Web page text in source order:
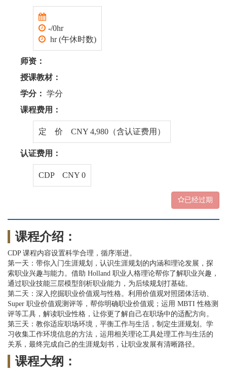
-/0hr
hr (午休时数)
师资：
授课教材：
学分： 学分
课程费用：
定 价 CNY 4,980（含认证费用）
认证费用：
CDP CNY 0
已经过期
课程介绍：
CDP 课程内容设置科学合理，循序渐进。
第一天：带你入门生涯规划，认识生涯规划的内涵和理论发展，探
索职业兴趣与能力。借助 Holland 职业人格理论帮你了解职业兴趣，
通过职业技能三层模型剖析职业能力，为后续规划打基础。
第二天：深入挖掘职业价值观与性格。利用价值观对照团体活动、
Super 职业价值观测评等，帮你明确职业价值观；运用 MBTI 性格测
评等工具，解读职业性格，让你更了解自己在职场中的适配方向。
第三天：教你适应职场环境，平衡工作与生活，制定生涯规划。学
习收集工作环境信息的方法，运用相关理论工具处理工作与生活的
关系，最终完成自己的生涯规划书，让职业发展有清晰路径。
课程大纲：